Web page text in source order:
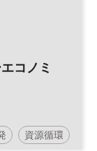
コノミ
資源循環